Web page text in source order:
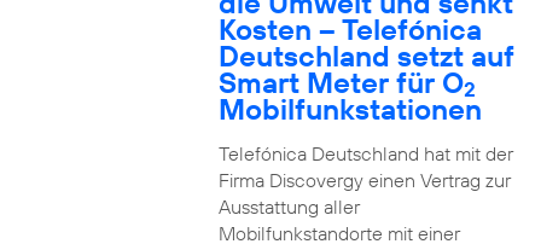
Kosten – Telefónica
Deutschland setzt auf
Smart Meter für O2
Mobilfunkstationen
Telefónica Deutschland hat mit der
Firma Discovergy einen Vertrag zur
Ausstattung aller
Mobilfunkstandorte mit einer